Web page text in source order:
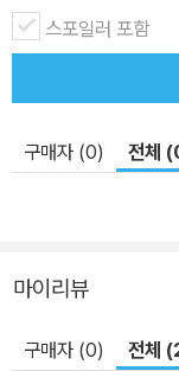
불었다. 그로부터 3년
≫은 출간 1년 만에
은 어떻게 하면 부자
다른 것이 있다면 익
들은 모두 한국에서
다. 그동안 우리는 펀드로 대변되는 투자 열풍을 경험했고, 미국에서
책은 자국이 아닌 타
스포일러 포함
구매자 (0) 전체
마이리뷰
구매자 (0) 전체